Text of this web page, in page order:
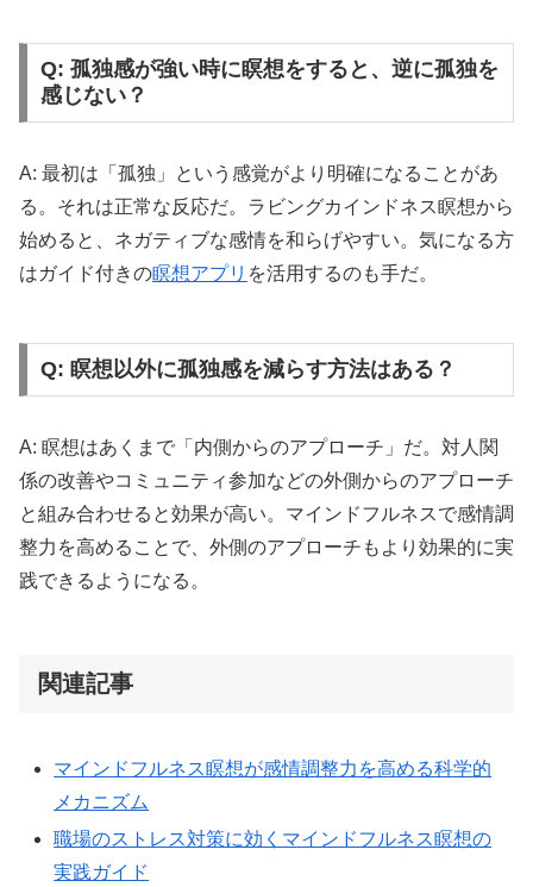
Q: 孤独感が強い時に瞑想をすると、逆に孤独を
感じない？
A: 最初は「孤独」という感覚がより明確になることがあ
る。それは正常な反応だ。ラビングカインドネス瞑想から
始めると、ネガティブな感情を和らげやすい。気になる方
はガイド付きの瞑想アプリ を活用するのも手だ。
Q: 瞑想以外に孤独感を減らす方法はある？
A: 瞑想はあくまで「内側からのアプローチ」だ。対人関
係の改善やコミュニティ参加などの外側からのアプローチ
と組み合わせると効果が高い。マインドフルネスで感情調
整力を高めることで、外側のアプローチもより効果的に実
践できるようになる。
関連記事
マインドフルネス瞑想が感情調整力を高める科学的
メカニズム
職場のストレス対策に効くマインドフルネス瞑想の
実践ガイド